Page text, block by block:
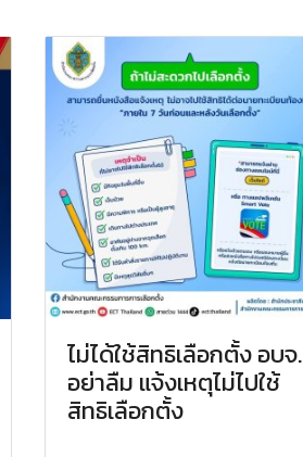
ไม่ได้ใช้สิทธิเลือกตั้ง อบจ.
อย่าลืม แจ้งเหตุไม่ไปใช้
สิทธิเลือกตั้ง